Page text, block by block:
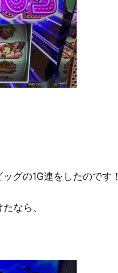
グの1G連をしたのです！
なら、